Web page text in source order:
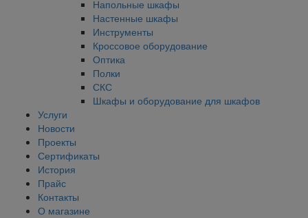
Напольные шкафы
Настенные шкафы
Инструменты
Кроссовое оборудование
Оптика
Полки
СКС
Шкафы и оборудование для шкафов
Услуги
Новости
Проекты
Сертификаты
История
Прайс
Контакты
О магазине